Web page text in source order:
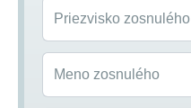
Priezvisko zosnulého
Meno zosnulého